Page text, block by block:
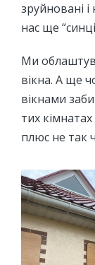
зруйновані
нас ще
Ми
вікна. А ще
вікнами
тих
плюс не так